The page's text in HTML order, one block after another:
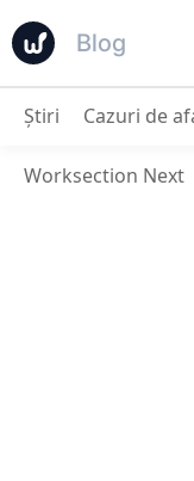
Blog
Ştiri Cazuri de
Worksection Next